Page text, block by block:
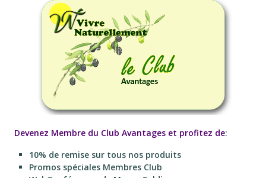
Devenez Membre du Club Avantages et profitez de:
10% de remise sur tous nos produits
Promos spéciales Membres Club